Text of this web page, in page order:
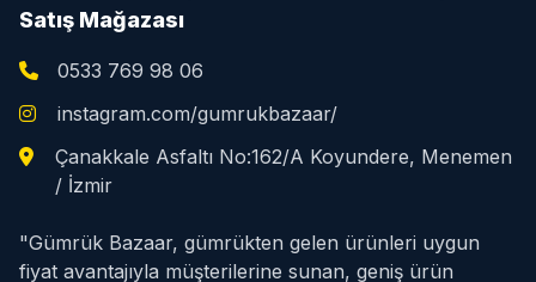
Satış Mağazası
0533 769 98 06
instagram.com/gumrukbazaar/
Çanakkale Asfaltı No:162/A Koyundere, Menemen
/ İzmir
"Gümrük Bazaar, gümrükten gelen ürünleri uygun
fiyat avantajıyla müşterilerine sunan, geniş ürün